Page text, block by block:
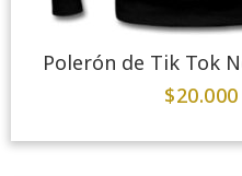
Polerón de Tik Tok
$20.000